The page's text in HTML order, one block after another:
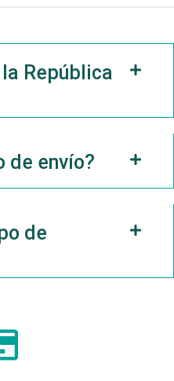
República
de envío?
de